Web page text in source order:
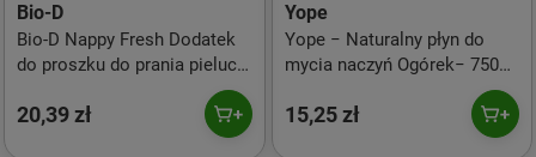
Bio-D
Bio-D Nappy Fresh Dodatek
do proszku do prania pieluch
20,39 zł
Yope
Yope − Naturalny płyn do
mycia naczyń Ogórek− 750
15,25 zł